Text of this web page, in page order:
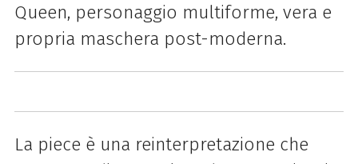
Queen, personaggio multiforme, vera e
propria maschera post-moderna.
La piece è una reinterpretazione che